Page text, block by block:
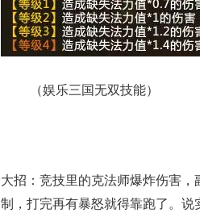
（娱乐三国无双技能）
大招：竞技里的克法师爆炸伤害，
制，打完再有暴怒就得靠跑了。说